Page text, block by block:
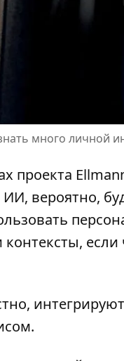
много личной
проекта
ИИ, вероятно,
если
.